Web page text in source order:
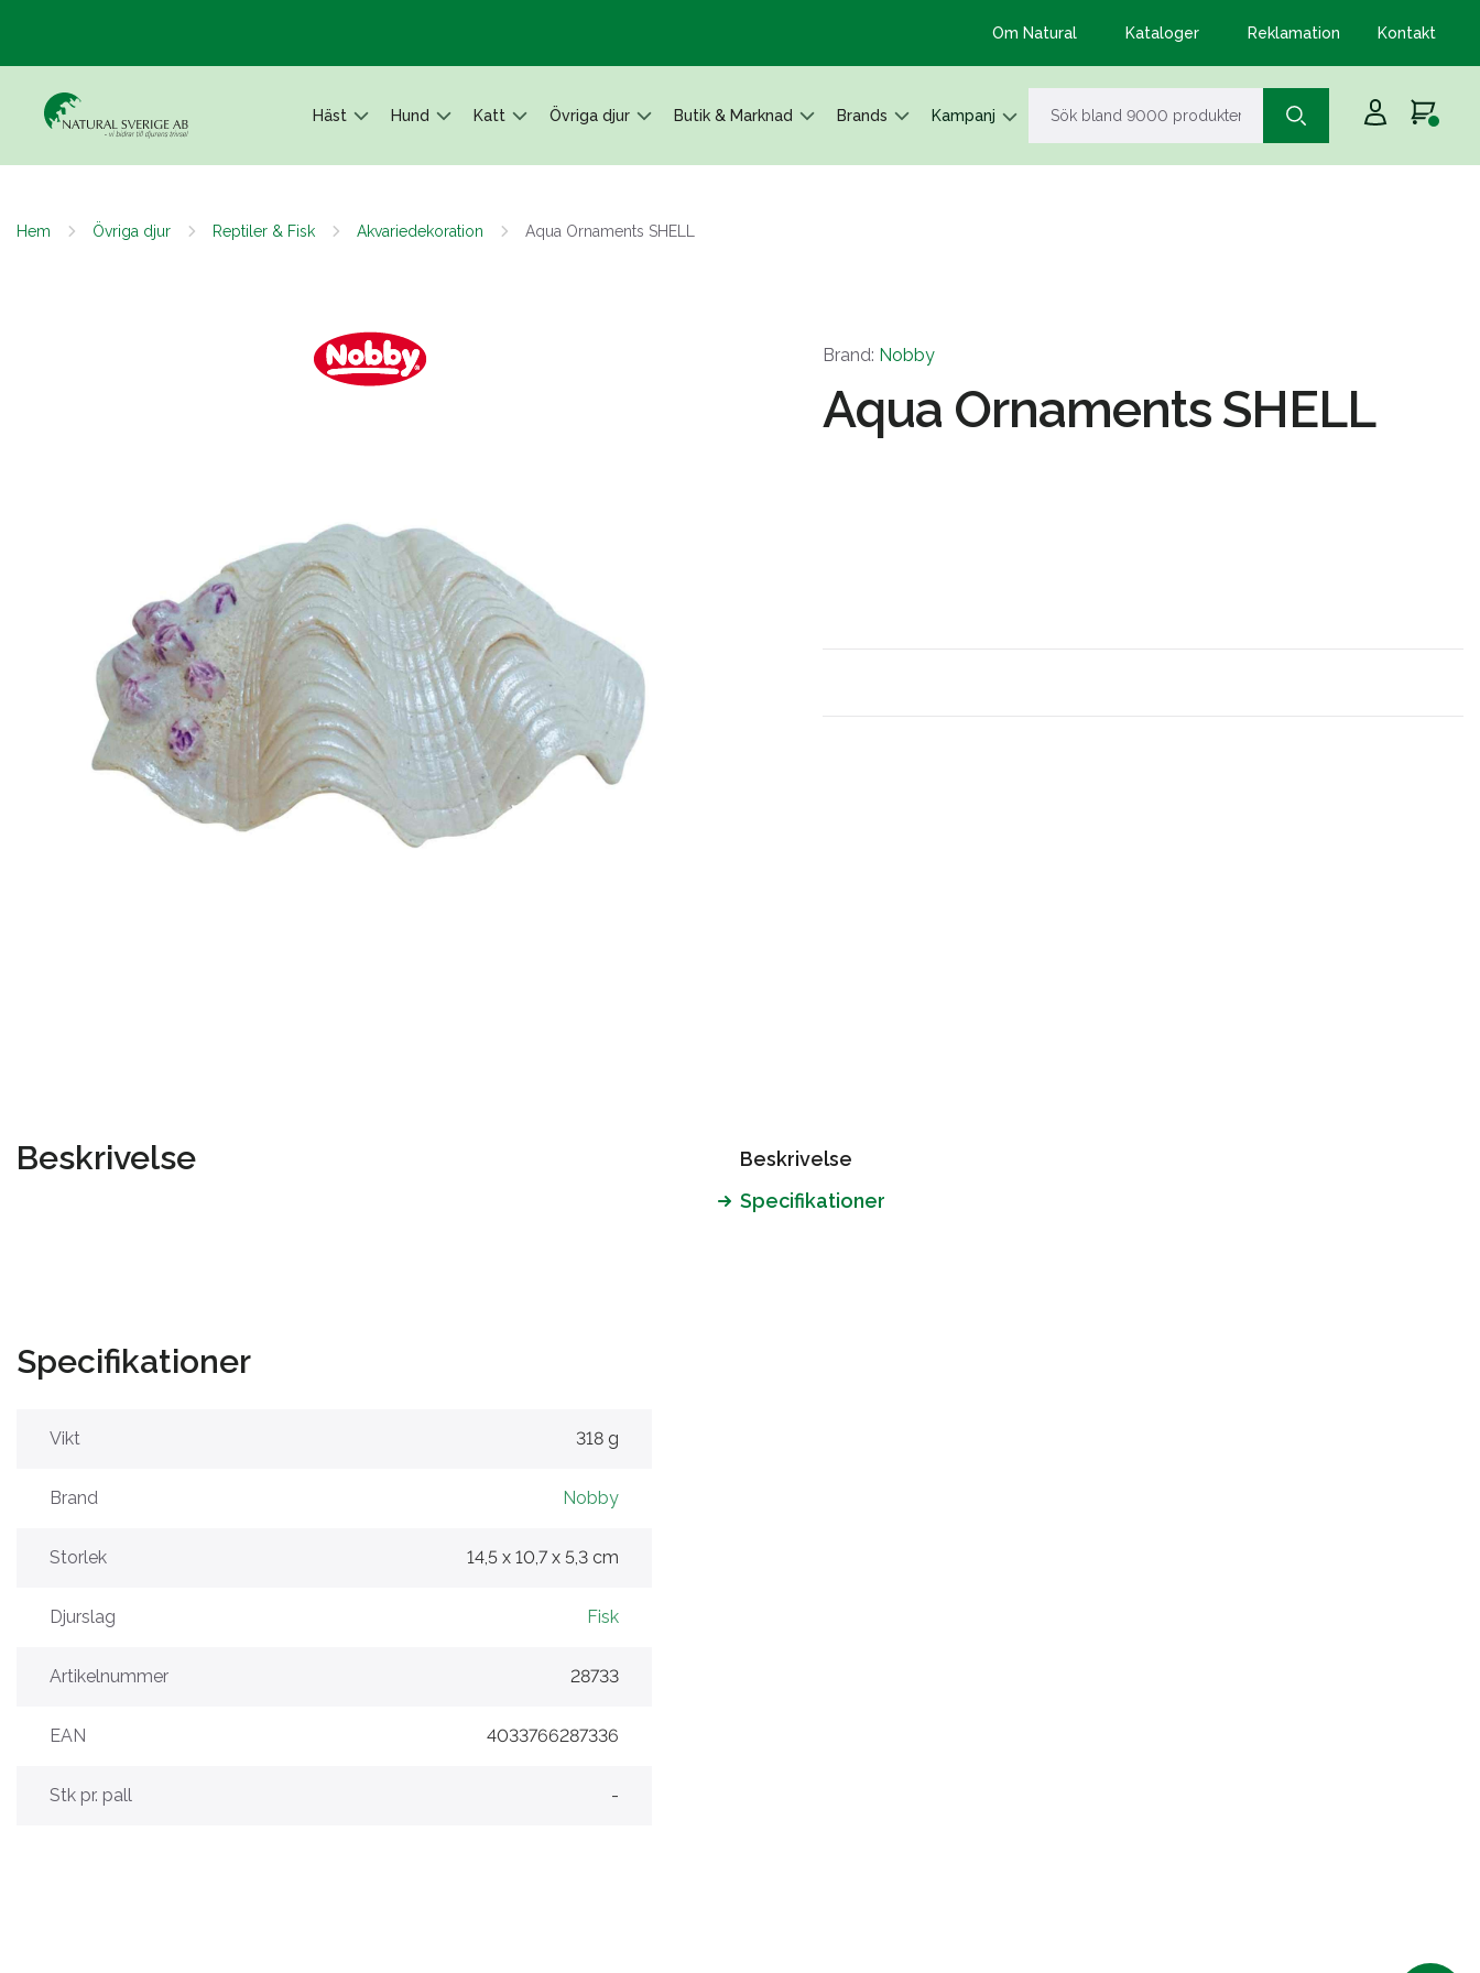
Om Natural Kataloger Reklamation Kontakt
Häst Hund Katt Övriga djur Butik & Marknad Brands Kampanj
Hem Övriga djur Reptiler & Fisk Akvariedekoration Aqua Ornaments SHELL
Brand: Nobby
Aqua Ornaments SHELL
Beskrivelse
Specifikationer
Vikt 318 g
Brand Nobby
Storlek 14,5 x 10,7 x 5,3 cm
Djurslag Fisk
Artikelnummer 28733
EAN 4033766287336
Stk pr. pall -
Beskrivelse
Specifikationer